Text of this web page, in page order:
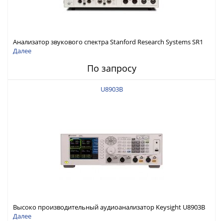
Анализатор звукового спектра Stanford Research Systems SR1
Далее
По запросу
U8903B
Высоко производительный аудиоанализатор Keysight U8903B
Далее